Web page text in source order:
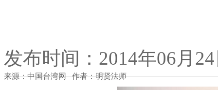
发布时间：2014年06月
来源：中国台湾网 作者：明贤法师